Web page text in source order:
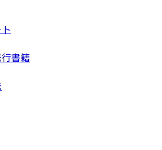
書籍